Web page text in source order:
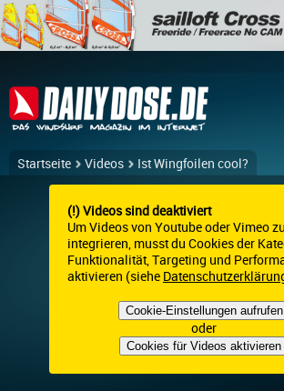
Startseite Videos Ist Wingfoilen cool?
(!) Videos sind deaktiviert
Um Videos von Youtube oder Vimeo zu
integrieren, musst du Cookies der
Funktionalität, Targeting und
aktivieren (siehe
Cookie-Einstellungen aufrufen
oder
Cookies für Videos aktivieren